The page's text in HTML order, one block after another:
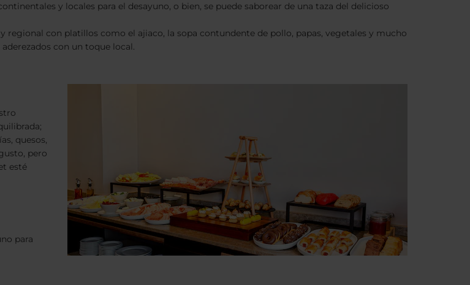
y locales para el desayuno, o bien, se puede saborear de una taza del delicioso
regional con platillos como el ajiaco, la sopa contundente de pollo, papas, vegetales y mucho
con un toque local.
quesos,
pero
esté
para